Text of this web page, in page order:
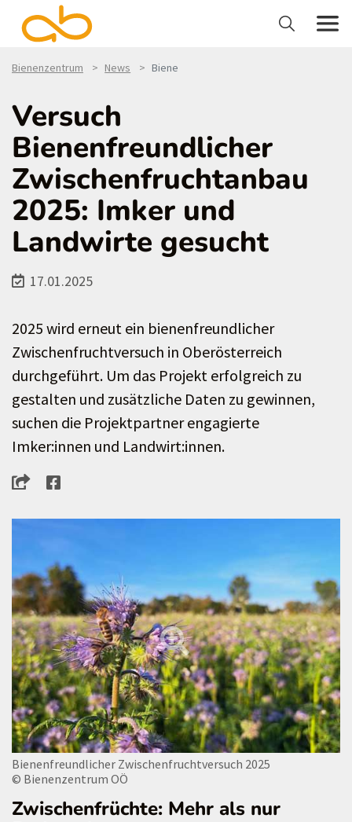
Bienenzentrum News Biene
Versuch
Bienenfreundlicher
Zwischenfruchtanbau
2025: Imker und
Landwirte gesucht
17.01.2025
2025 wird erneut ein bienenfreundlicher
Zwischenfruchtversuch in Oberösterreich
durchgeführt. Um das Projekt erfolgreich zu
gestalten und zusätzliche Daten zu gewinnen,
suchen die Projektpartner engagierte
Imker:innen und Landwirt:innen.
Bienenfreundlicher Zwischenfruchtversuch 2025
© Bienenzentrum OÖ
Zwischenfrüchte: Mehr als nur